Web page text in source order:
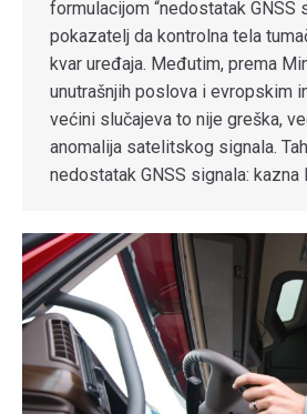
formulacijom “nedostatak GNSS
pokazatelj da kontrolna tela
kvar uređaja. Međutim, prema
unutrašnjih poslova i evropskim
većini slučajeva to nije greška,
anomalija satelitskog signala.
nedostatak GNSS signala: